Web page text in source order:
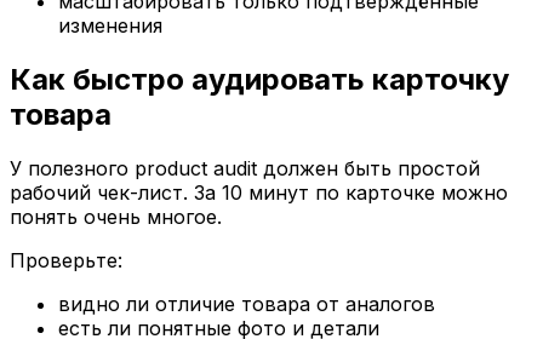
изменения
Как быстро аудировать карточку
товара
У полезного product audit должен быть простой
рабочий чек-лист. За 10 минут по карточке можно
понять очень многое.
Проверьте:
видно ли отличие товара от аналогов
есть ли понятные фото и детали